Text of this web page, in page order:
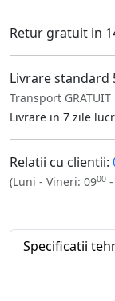
Retur gratuit in
Livrare standard
Transport
Livrare in 7 zile
Relatii cu clientii:
(Luni - Vineri: 0900
Specificatii